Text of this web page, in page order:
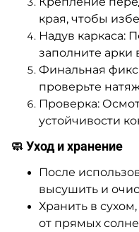
края, чтобы
Надув каркаса:
заполните арки
Финальная
проверьте
Проверка:
устойчивости
🧼 Уход и хранение
После
высушить и
Хранить в
от прямых